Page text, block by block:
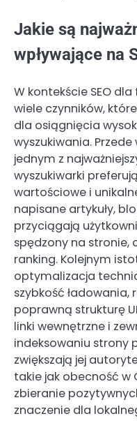
Jakie są
wpływające na
W kontekście SEO
wiele czynników,
dla osiągnięcia
wyszukiwania.
jednym z
wyszukiwarki
wartościowe i
napisane artykuły,
przyciągają
spędzony na stronie,
ranking. Kolejnym
optymalizacja
szybkość ładowania,
poprawną strukturę
linki wewnętrzne i
indeksowaniu strony
zwiększają jej
takie jak obecność w
zbieranie
znaczenie dla